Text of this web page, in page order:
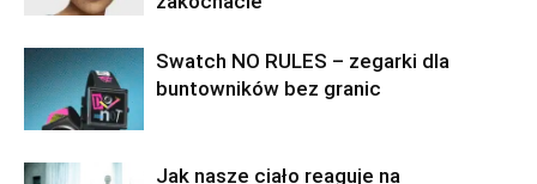
Swatch NO RULES – zegarki dla
buntowników bez granic
Jak nasze ciało reaguje na